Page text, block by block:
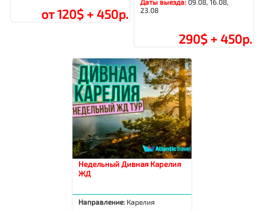
от 120$ + 450р.
Даты выезда:09.08, 16.08,
23.08
290$ + 450р.
Недельный Дивная Карелия
ЖД
Направление: Карелия